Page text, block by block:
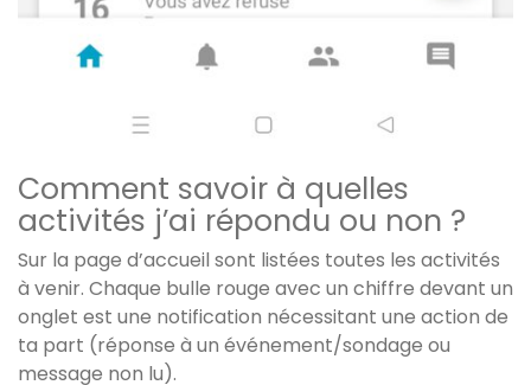
Comment savoir à quelles
activités j’ai répondu ou non ?
Sur la page d’accueil sont listées toutes les activités
à venir. Chaque bulle rouge avec un chiffre devant un
onglet est une notification nécessitant une action de
ta part (réponse à un événement/sondage ou
message non lu).